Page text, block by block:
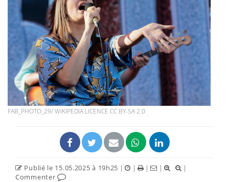
FAB_PHOTO_29/ WIKIPEDIA LICENCE CC BY-SA 2.0
Publié le 15.05.2025 à 19h25 | | | |
|
Commenter